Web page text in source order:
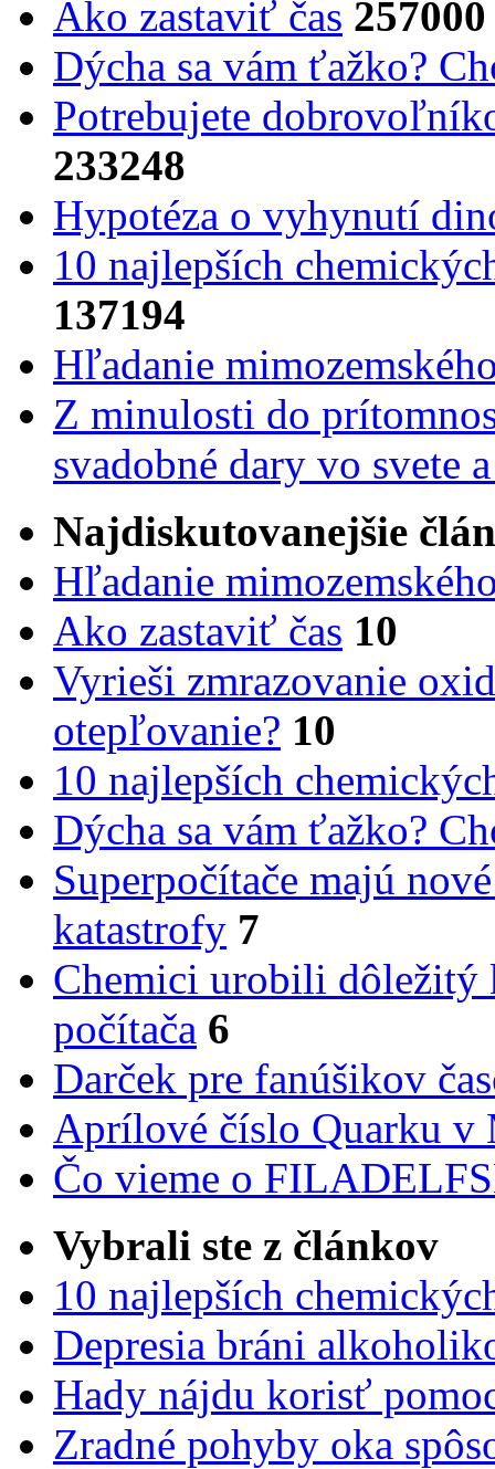
Ako zastaviť čas 257000
Dýcha sa vám ťažko?
Potrebujet​e
233248
Hypotéza o vyhynutí
10 najlepších
137194
Hľadanie
Z minulosti do
svadobné dary vo svete
Najdiskutovanejšie
Hľadanie
Ako zastaviť čas 10
Vyrieši zmrazovanie
otepľovanie? 10
10 najlepších
Dýcha sa vám ťažko?
Superpočítače majú
katastrofy 7
Chemici urobili dôležitý
počítača 6
Darček pre fanúšikov
Aprílové číslo Quarku v
Čo vieme o
Vybrali ste z článkov
10 najlepších
Depresia bráni
Hady nájdu korisť
Zradné pohyby oka